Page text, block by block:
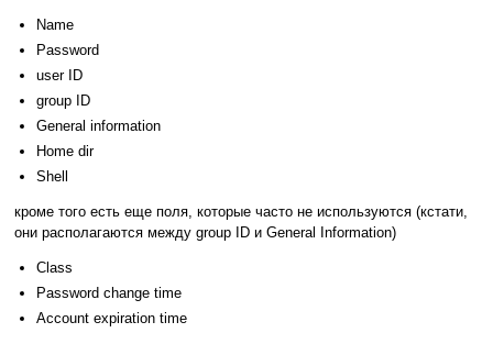
Name
Password
user ID
group ID
General information
Home dir
Shell
кроме того есть еще поля, которые часто не используются (кстати,
они располагаются между group ID и General Information)
Class
Password change time
Account expiration time